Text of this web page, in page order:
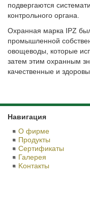
подвергаются
контрольного органа.
Охранная марка IPZ
промышленной
овощеводы, которые
затем этим охранным
качественные и
Навигация
О фирме
Продукты
Сертификаты
Галерея
Kонтакты